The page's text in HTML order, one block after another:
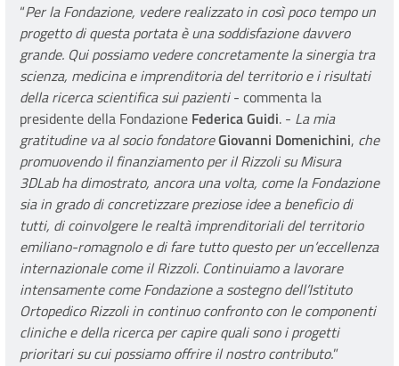
“Per la Fondazione, vedere realizzato in così poco tempo un
progetto di questa portata è una soddisfazione davvero
grande. Qui possiamo vedere concretamente la sinergia tra
scienza, medicina e imprenditoria del territorio e i risultati
della ricerca scientifica sui pazienti- commenta la
presidente della Fondazione Federica Guidi. - La mia
gratitudine va al socio fondatoreGiovanni Domenichini, che
promuovendo il finanziamento per il Rizzoli su Misura
3DLab ha dimostrato, ancora una volta, come la Fondazione
sia in grado di concretizzare preziose idee a beneficio di
tutti, di coinvolgere le realtà imprenditoriali del territorio
emiliano-romagnolo e di fare tutto questo per un’eccellenza
internazionale come il Rizzoli. Continuiamo a lavorare
intensamente come Fondazione a sostegno dell’Istituto
Ortopedico Rizzoli in continuo confronto con le componenti
cliniche e della ricerca per capire quali sono i progetti
prioritari su cui possiamo offrire il nostro contributo.”